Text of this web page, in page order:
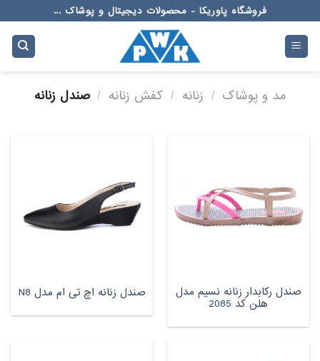
to
content
فروشگاه پاوریکا - محصولات دیجیتال و پوشاک ...
مد و پوشاک / زنانه / کفش زنانه / صندل زنانه
صندل رکابدار زنانه نسیم مدل
هلن کد 2085
صندل زنانه اچ تی ام مدل N8